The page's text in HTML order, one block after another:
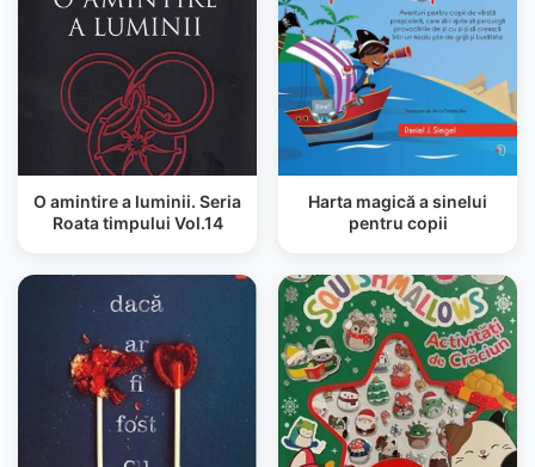
O amintire a luminii. Seria
Roata timpului Vol.14
Harta magică a sinelui
pentru copii